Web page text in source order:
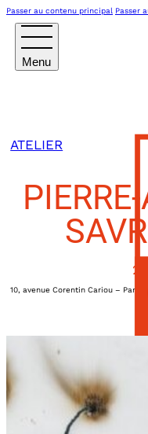
Passer au contenu principal Passer
ATELIER
10, avenue Corentin Cariou – Paris